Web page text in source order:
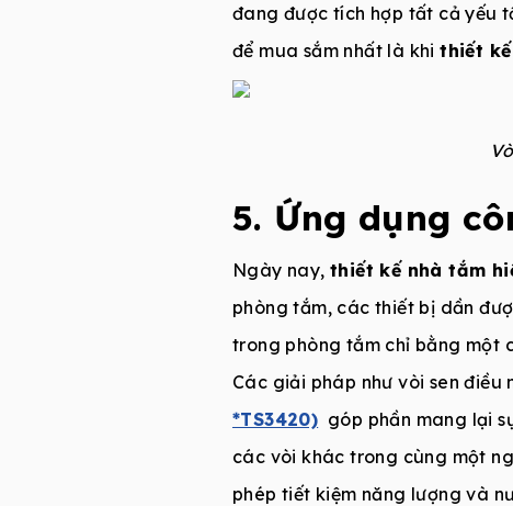
đang được tích hợp tất cả yếu
để mua sắm nhất là khithiết
5. Ứng dụng
Ngày nay, thiết kế nhà tắm
phòng tắm, các thiết bị dần
trong phòng tắm chỉ bằng một
Các giải pháp như vòi sen điều
*TS3420) góp phần mang lại
các vòi khác trong cùng một
phép tiết kiệm năng lượng và